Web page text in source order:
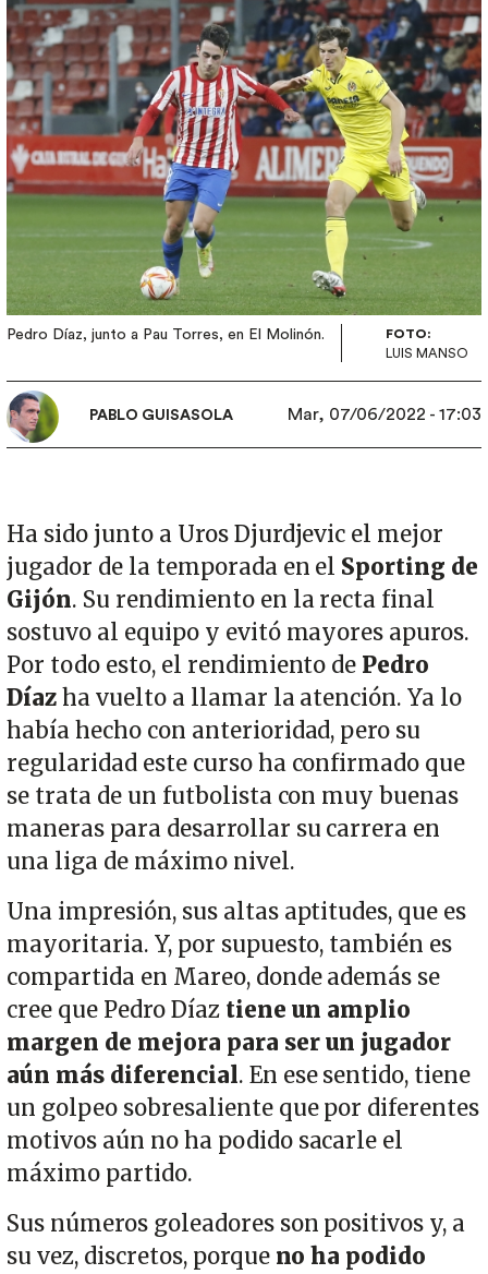
Imagen
Pedro Díaz, junto a Pau Torres, en El Molinón.
FOTO:
LUIS MANSO
PABLO GUISASOLA Mar, 07/06/2022 - 17:03
Ha sido junto a Uros Djurdjevic el mejor
jugador de la temporada en el Sporting de
Gijón. Su rendimiento en la recta final
sostuvo al equipo y evitó mayores apuros.
Por todo esto, el rendimiento de Pedro
Díazha vuelto a llamar la atención. Ya lo
había hecho con anterioridad, pero su
regularidad este curso ha confirmado que
se trata de un futbolista con muy buenas
maneras para desarrollar su carrera en
una liga de máximo nivel.
Una impresión, sus altas aptitudes, que es
mayoritaria. Y, por supuesto, también es
compartida en Mareo, donde además se
cree que Pedro Díaztiene un amplio
margen de mejora para ser un jugador
aún más diferencial. En ese sentido, tiene
un golpeo sobresaliente que por diferentes
motivos aún no ha podido sacarle el
máximo partido.
Sus números goleadores son positivos y, a
su vez, discretos, porque no ha podido